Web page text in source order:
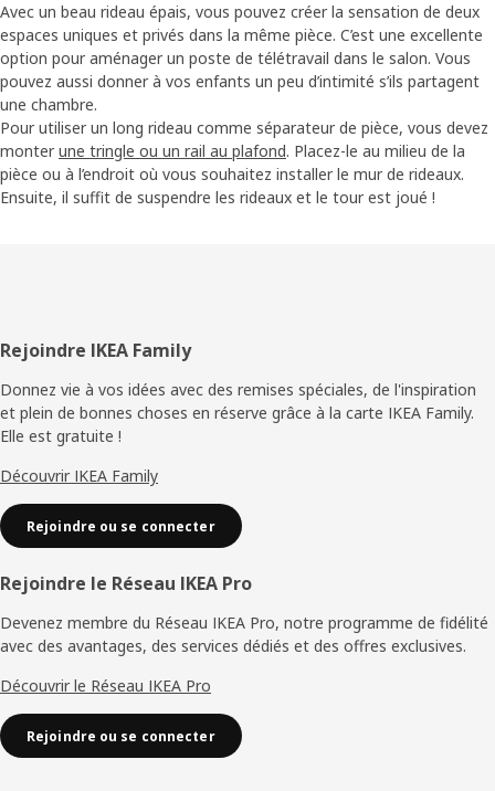
Avec un beau rideau épais, vous pouvez créer la sensation de deux
espaces uniques et privés dans la même pièce. C’est une excellente
option pour aménager un poste de télétravail dans le salon. Vous
pouvez aussi donner à vos enfants un peu d’intimité s’ils partagent
une chambre.
Pour utiliser un long rideau comme séparateur de pièce, vous devez
monter une tringle ou un rail au plafond. Placez-le au milieu de la
pièce ou à l’endroit où vous souhaitez installer le mur de rideaux.
Ensuite, il suffit de suspendre les rideaux et le tour est joué !
Pied
de
page
Rejoindre IKEA Family
Donnez vie à vos idées avec des remises spéciales, de l'inspiration
et plein de bonnes choses en réserve grâce à la carte IKEA Family.
Elle est gratuite !
Découvrir IKEA Family
Rejoindre ou se connecter
Rejoindre le Réseau IKEA Pro
Devenez membre du Réseau IKEA Pro, notre programme de fidélité
avec des avantages, des services dédiés et des offres exclusives.
Découvrir le Réseau IKEA Pro
Rejoindre ou se connecter